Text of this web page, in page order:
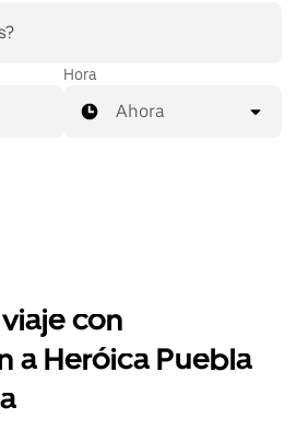
Hora
Ahora
con
a Heróica Puebla